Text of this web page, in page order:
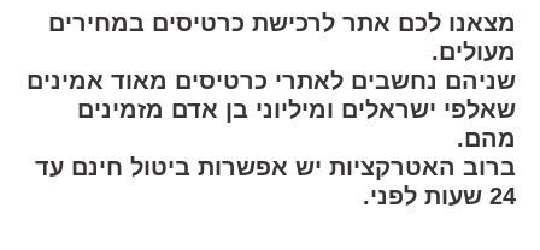
מצאנו לכם אתר לרכישת כרטיסים במחירים
מעולים.
שניהם נחשבים לאתרי כרטיסים מאוד אמינים
שאלפי ישראלים ומיליוני בן אדם מזמינים
מהם.
ברוב האטרקציות יש אפשרות ביטול חינם עד
24 שעות לפני.